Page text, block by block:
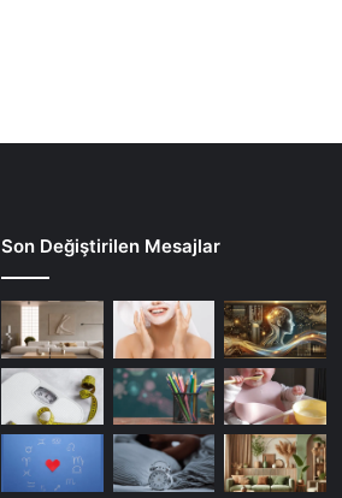
Son Değiştirilen Mesajlar